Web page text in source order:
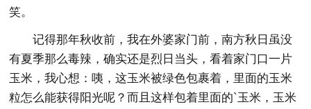
笑。
记得那年秋收前，我在外婆家门前，南方秋日虽没
有夏季那么毒辣，确实还是烈日当头，看着家门口一片
玉米，我心想：咦，这玉米被绿色包裹着，里面的玉米
粒怎么能获得阳光呢？而且这样包着里面的`玉米，玉米